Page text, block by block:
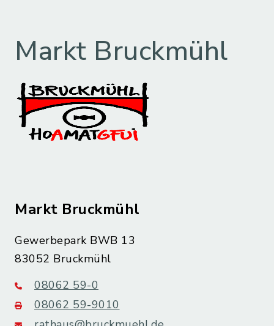
Markt Bruckmühl
Markt Bruckmühl
Gewerbepark BWB 13
83052 Bruckmühl
08062 59-0
08062 59-9010